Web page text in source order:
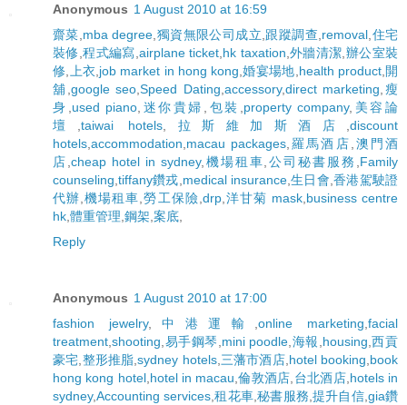
Anonymous 1 August 2010 at 16:59
齋菜 mba degree 獨資無限公司成立 跟蹤調查 removal 住宅
裝修 程式編寫 airplane ticket hk taxation 外牆清潔 辦公室裝
修
上衣 job market in hong kong ,婚宴場地 health product, 開
舖 ,google seo ,Speed Dating accessory,direct marketing 瘦
身 used piano 迷你貴婦 包裝 property company, 美容論
壇
taiwai hotels 拉斯維加斯酒店
discount
hotels accommodation macau packages 羅馬酒店 澳門酒
店 cheap hotel in sydney, 機場租車 公司秘書服務 Family
counseling tiffany鑽戎 medical insurance, 生日會 香港駕駛證
代辦 機場租車 勞工保險 drp, 洋甘菊 mask, business centre
hk 體重管理 鋼架 案底
Reply
Anonymous 1 August 2010 at 17:00
fashion jewelry, 中港運輸 ,online marketing ,facial
treatment shooting 易手鋼琴 mini poodle 海報 housing 西貢
豪宅 整形推脂 ,sydney hotels, 三藩市酒店, hotel booking book
hong kong hotel, hotel in macau ,倫敦酒店 台北酒店, hotels in
sydney,Accounting services ,租花車, 秘書服務 提升自信, gia鑽